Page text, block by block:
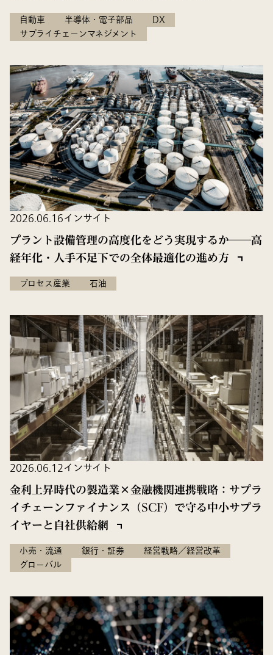
自動車 半導体・電子部品
DX
サプライチェーンマネジメント
2026.06.16インサイト
プラント設備管理の高度化をどう実現するか──高
経年化・人手不足下での全体最適化の進め方
プロセス産業 石油
2026.06.12インサイト
金利上昇時代の製造業×金融機関連携戦略：サプラ
イチェーンファイナンス（SCF）で守る中小サプラ
イヤーと自社供給網
小売・流通 銀行・証券
経営戦略／経営改革
グローバル